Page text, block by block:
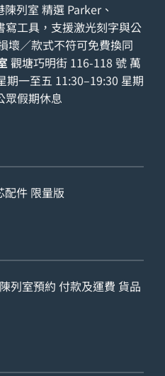
列室 精選 Parker、
寫工具，支援激光刻字與公
壞／款式不符可免費換同
觀塘巧明街 116-118 號 萬
期一至五 11:30–19:30 星期
眾假期休息
配件 限量版
陳列室預約 付款及運費 貨品